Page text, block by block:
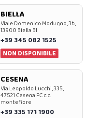
BIELLA
Viale Domenico Modugno, 3b,
13900 Biella BI
+39 345 082 1525
NON DISPONIBILE
CESENA
Via Leopoldo Lucchi, 335,
47521 Cesena FC c.c.
montefiore
+39 335 171 1900